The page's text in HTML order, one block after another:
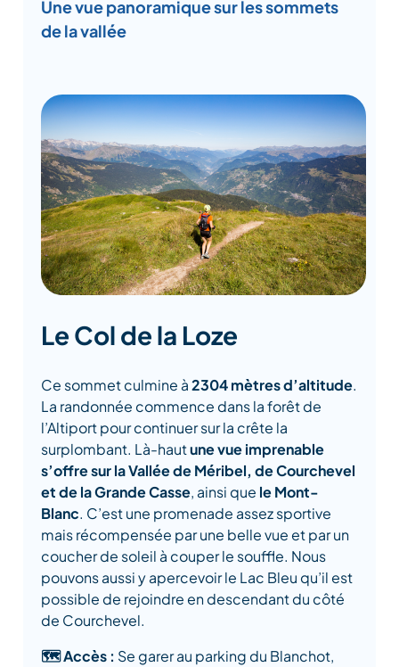
Une vue panoramique sur les sommets
de la vallée
Le Col de la Loze
Ce sommet culmine à2304 mètres d’altitude.
La randonnée commence dans la forêt de
l’Altiport pour continuer sur la crête la
surplombant. Là-hautune vue imprenable
s’offre sur la Vallée de Méribel, de Courchevel
et de la Grande Casse, ainsi que le Mont-
Blanc. C’est une promenade assez sportive
mais récompensée par une belle vue et par un
coucher de soleil à couper le souffle. Nous
pouvons aussi y apercevoir le Lac Bleu qu’il est
possible de rejoindre en descendant du côté
de Courchevel.
🗺️ Accès : Se garer au parking du Blanchot,